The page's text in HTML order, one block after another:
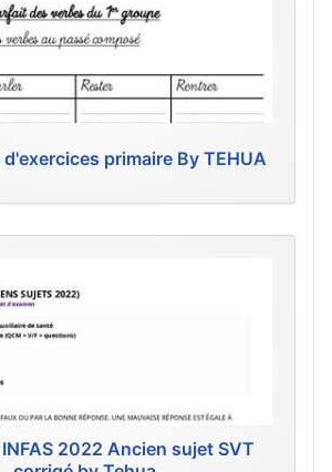
primaire By TEHUA
2022 Ancien sujet SVT